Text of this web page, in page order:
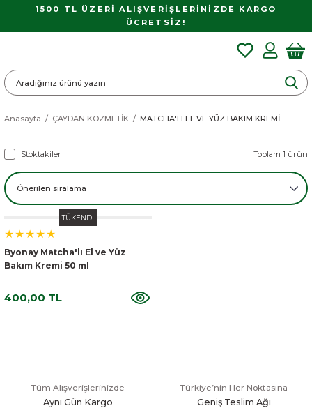
1500 TL ÜZERİ ALIŞVERİŞLERİNİZDE KARGO
ÜCRETSİZ!
Anasayfa ÇAYDAN KOZMETİK MATCHA'LI EL VE YÜZ BAKIM KREMİ
Stoktakiler Toplam 1 ürün
TÜKENDİ
Byonay Matcha'lı El ve Yüz
Bakım Kremi 50 ml
400,00 TL
Tüm Alışverişlerinizde
Aynı Gün Kargo
Türkiye’nin Her Noktasına
Geniş Teslim Ağı